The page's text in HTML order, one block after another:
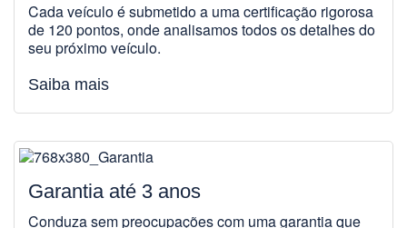
Cada veículo é submetido a uma certificação rigorosa
de 120 pontos, onde analisamos todos os detalhes do
seu próximo veículo.
Saiba mais
Garantia até 3 anos
Conduza sem preocupações com uma garantia que